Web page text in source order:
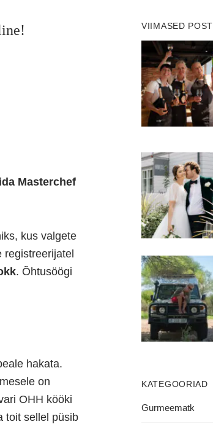
Masterchef
kus valgete
registreerijatel
. Õhtusöögi
hakata.
on
OHH kööki
toit sellel püsib
VIIMASED
KATEGOORIAD
Gurmeematk